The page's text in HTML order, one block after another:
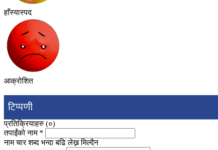
हाँस्यास्पद
आक्रोशित
टिप्पणी
प्रतिक्रियाहरु (०)
तपाईंको नाम *
नाम चार शब्द भन्दा बढि लेख्न मिल्दैन